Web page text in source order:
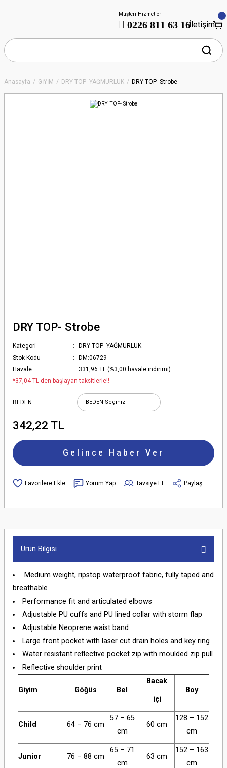
Müşteri Hizmetleri
0226 811 63 16İletişim
Anasayfa GİYİM DRY TOP- YAĞMURLUK DRY TOP- Strobe
DRY TOP- Strobe
Kategori
DRY TOP- YAĞMURLUK
Stok Kodu
DM:06729
Havale
331,96 TL (%3,00 havale indirimi)
*37,04 TL den başlayan taksitlerle!!
BEDEN
342,22 TL
Gelince Haber Ver
Yorum Yap Tavsiye Et Paylaş
Ürün Bilgisi
Medium weight, ripstop waterproof fabric, fully taped and
breathable
Performance fit and articulated elbows
Adjustable PU cuffs and PU lined collar with storm flap
Adjustable Neoprene waist band
Large front pocket with laser cut drain holes and key ring
Water resistant reflective pocket zip with moulded zip pull
Reflective shoulder print
Giyim Göğüs Bel
Bacak
içi
Boy
Child 64 – 76 cm
57 – 65
cm
60 cm
128 – 152
cm
Junior 76 – 88 cm
65 – 71
cm
63 cm
152 – 163
cm